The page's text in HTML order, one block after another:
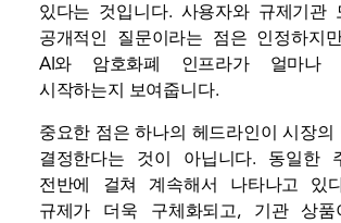
있다는 것입니다. 사용자와 규제기관
공개적인 질문이라는 점은 인정하지
AI와 암호화폐 인프라가 얼마나
시작하는지 보여줍니다.
중요한 점은 하나의 헤드라인이 시장의
결정한다는 것이 아닙니다. 동일한
전반에 걸쳐 계속해서 나타나고 있
규제가 더욱 구체화되고, 기관 상